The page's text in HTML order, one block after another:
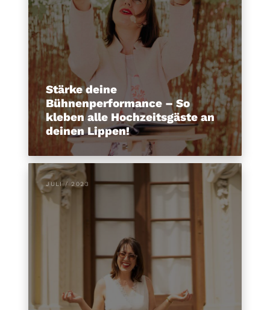
Stärke deine
Bühnenperformance – So
kleben alle Hochzeitsgäste an
deinen Lippen!
JULI / 2023